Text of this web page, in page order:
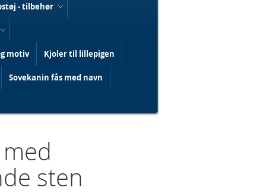
- tilbehør
motiv Kjoler til lillepigen
Sovekanin fås med navn
sten